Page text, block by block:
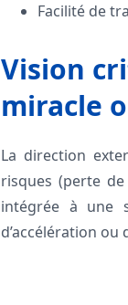
Facilité de
Vision
miracle
La direction
risques (perte
intégrée à une
d’accélération